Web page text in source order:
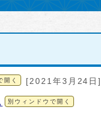
開く [2021年3月24日]
別ウィンドウで開く